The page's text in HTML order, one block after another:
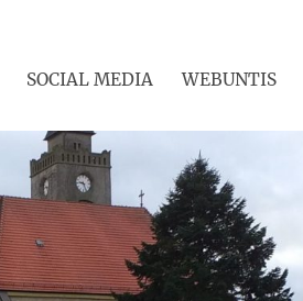
SOCIAL MEDIA WEBUNTIS